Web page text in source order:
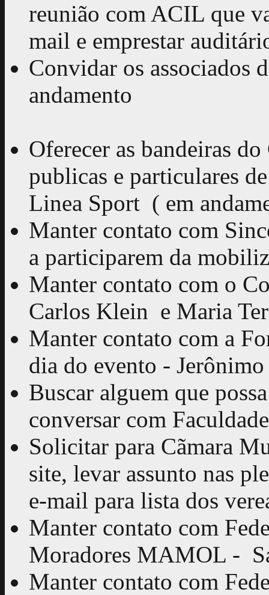
reunião com ACIL que
mail e emprestar
Convidar os associados
andamento
Oferecer as bandeiras
publicas e particulares
Linea Sport ( em
Manter contato com
a participarem da
Manter contato com o
Carlos Klein e Maria
Manter contato com a
dia do evento -
Buscar alguem que
conversar com
Solicitar para Cãmara
site, levar assunto nas
e-mail para lista dos
Manter contato com
Moradores MAMOL -
Manter contato com